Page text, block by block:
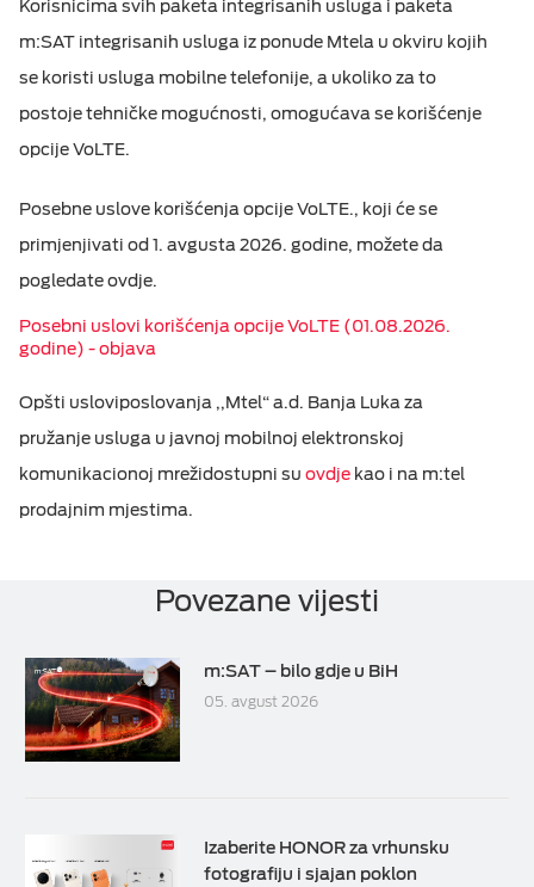
ESIM TRAVEL & TURIST
Korisnicima svih paketa integrisanih usluga i paketa
m:SAT integrisanih usluga iz ponude Mtela u okviru kojih
se koristi usluga mobilne telefonije, a ukoliko za to
postoje tehničke mogućnosti, omogućava se korišćenje
opcije VoLTE.
Posebne uslove korišćenja opcije VoLTE., koji će se
primjenjivati od 1. avgusta 2026. godine, možete da
pogledate ovdje.
Posebni uslovi korišćenja opcije VoLTE (01.08.2026.
godine) - objava
Opšti usloviposlovanja ,,Mtel“ a.d. Banja Luka za
pružanje usluga u javnoj mobilnoj elektronskoj
komunikacionoj mrežidostupni su ovdje kao i na m:tel
prodajnim mjestima.
Povezane vijesti
m:SAT – bilo gdje u BiH
05. avgust 2026
Izaberite HONOR za vrhunsku
fotografiju i sjajan poklon